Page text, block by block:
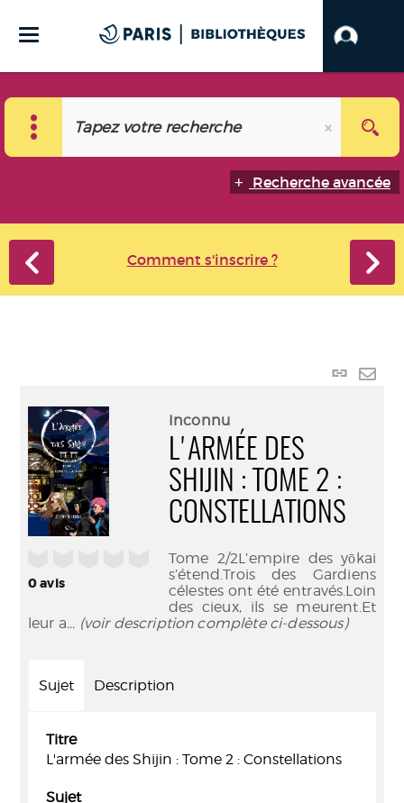
Recherche avancée
Comment s'inscrire ?
Lien
0avis
Inconnu
L'ARMÉE DES
SHIJIN : TOME 2 :
CONSTELLATIONS
Tome 2/2L’empire des yōkai
s’étend.Trois des Gardiens
célestes ont été entravés.Loin
des cieux, ils se meurent.Et
leur a... (voir description complète ci-dessous)
Sujet Description
Titre
L'armée des Shijin : Tome 2 : Constellations
Sujet